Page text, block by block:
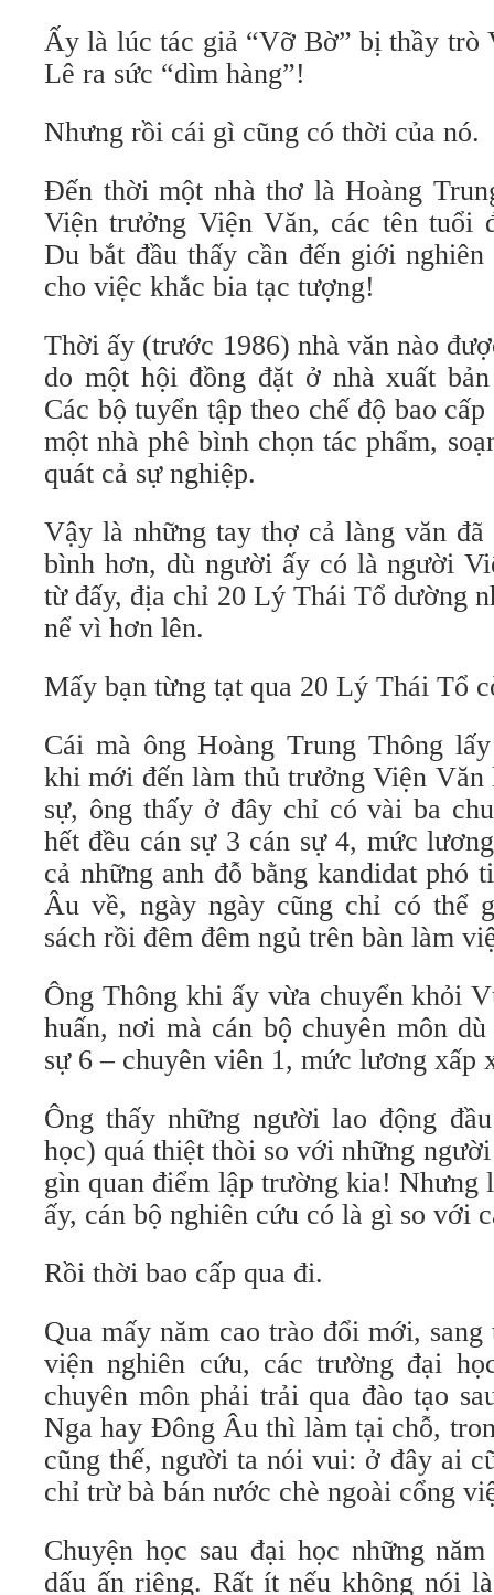
Ấy là lúc tác giả “Vỡ Bờ” bị thầy trò
Lê ra sức “dìm hàng”!
Nhưng rồi cái gì cũng có thời của nó.
Đến thời một nhà thơ là Hoàng
Viện trưởng Viện Văn, các tên tuổi
Du bắt đầu thấy cần đến giới
cho việc khắc bia tạc tượng!
Thời ấy (trước 1986) nhà văn nào
do một hội đồng đặt ở nhà xuất
Các bộ tuyển tập theo chế độ bao
một nhà phê bình chọn tác phẩm,
quát cả sự nghiệp.
Vậy là những tay thợ cả làng văn đã
bình hơn, dù người ấy có là người
từ đấy, địa chỉ 20 Lý Thái Tổ dường
nể vì hơn lên.
Mấy bạn từng tạt qua 20 Lý Thái Tổ
Cái mà ông Hoàng Trung Thông
khi mới đến làm thủ trưởng Viện Văn
sự, ông thấy ở đây chỉ có vài ba
hết đều cán sự 3 cán sự 4, mức
cả những anh đỗ bằng kandidat phó
Âu về, ngày ngày cũng chỉ có thể
sách rồi đêm đêm ngủ trên bàn làm
Ông Thông khi ấy vừa chuyển khỏi
huấn, nơi mà cán bộ chuyên môn
sự 6 – chuyên viên 1, mức lương xấp
Ông thấy những người lao động
học) quá thiệt thòi so với những
gìn quan điểm lập trường kia! Nhưng
ấy, cán bộ nghiên cứu có là gì so với
Rồi thời bao cấp qua đi.
Qua mấy năm cao trào đổi mới,
viện nghiên cứu, các trường đại
chuyên môn phải trải qua đào tạo
Nga hay Đông Âu thì làm tại chỗ,
cũng thế, người ta nói vui: ở đây ai
chỉ trừ bà bán nước chè ngoài cổng
Chuyện học sau đại học những
dấu ấn riêng. Rất ít nếu không nói